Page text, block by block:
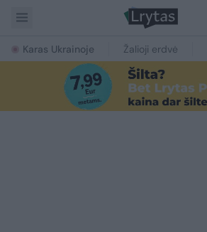
Karas Ukrainoje Žalioji erdvė